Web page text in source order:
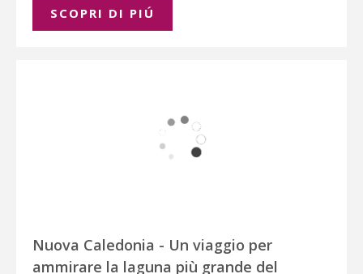
SCOPRI DI PIÚ
Nuova Caledonia - Un viaggio per
ammirare la laguna più grande del